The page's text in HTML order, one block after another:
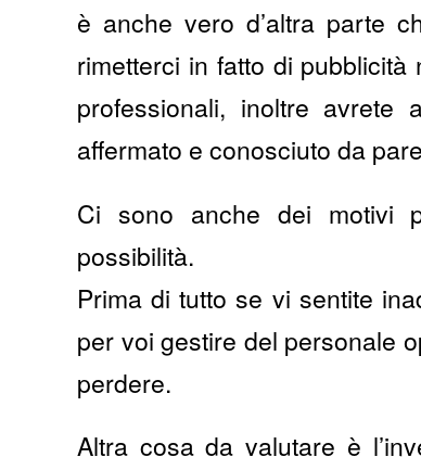
è anche vero d’altra parte
rimetterci in fatto di
professionali, inoltre
affermato e conosciuto da
Ci sono anche dei motivi
possibilità.
Prima di tutto se vi sentite
per voi gestire del personale
perdere.
Altra cosa da valutare è